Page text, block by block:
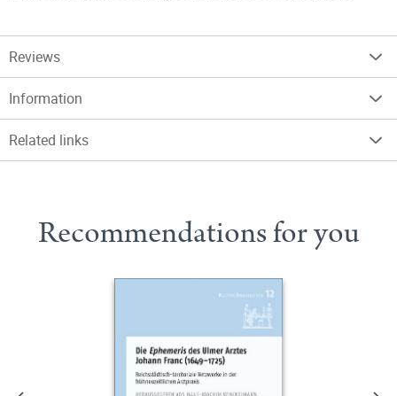
Reviews
Information
Related links
Recommendations for you